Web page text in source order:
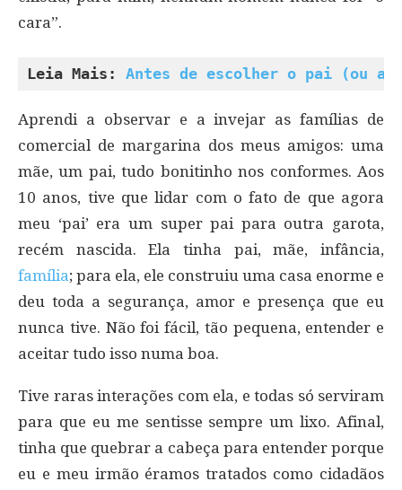
cara”.
Leia Mais: Antes de escolher o pai (ou a
Aprendi a observar e a invejar as famílias de
comercial de margarina dos meus amigos: uma
mãe, um pai, tudo bonitinho nos conformes. Aos
10 anos, tive que lidar com o fato de que agora
meu ‘pai’ era um super pai para outra garota,
recém nascida. Ela tinha pai, mãe, infância,
família; para ela, ele construiu uma casa enorme e
deu toda a segurança, amor e presença que eu
nunca tive. Não foi fácil, tão pequena, entender e
aceitar tudo isso numa boa.
Tive raras interações com ela, e todas só serviram
para que eu me sentisse sempre um lixo. Afinal,
tinha que quebrar a cabeça para entender porque
eu e meu irmão éramos tratados como cidadãos